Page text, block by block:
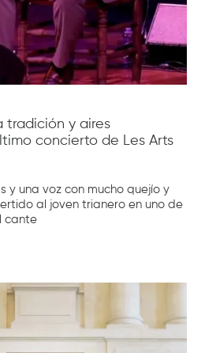
tradición y aires
concierto de Les Arts
y una voz con mucho quejío y
al joven trianero en uno de
cante